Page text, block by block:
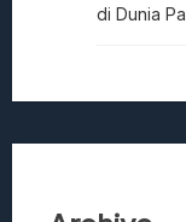
di Dunia